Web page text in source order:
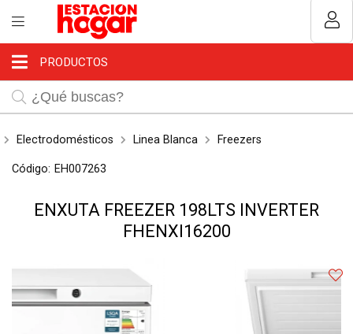
Compartir por email
Enviar
Recordar datos
Olvidé mi clave Registro
PRODUCTOS
Electrodomésticos Linea Blanca Freezers
Código: EH007263
ENXUTA FREEZER 198LTS INVERTER
FHENXI16200